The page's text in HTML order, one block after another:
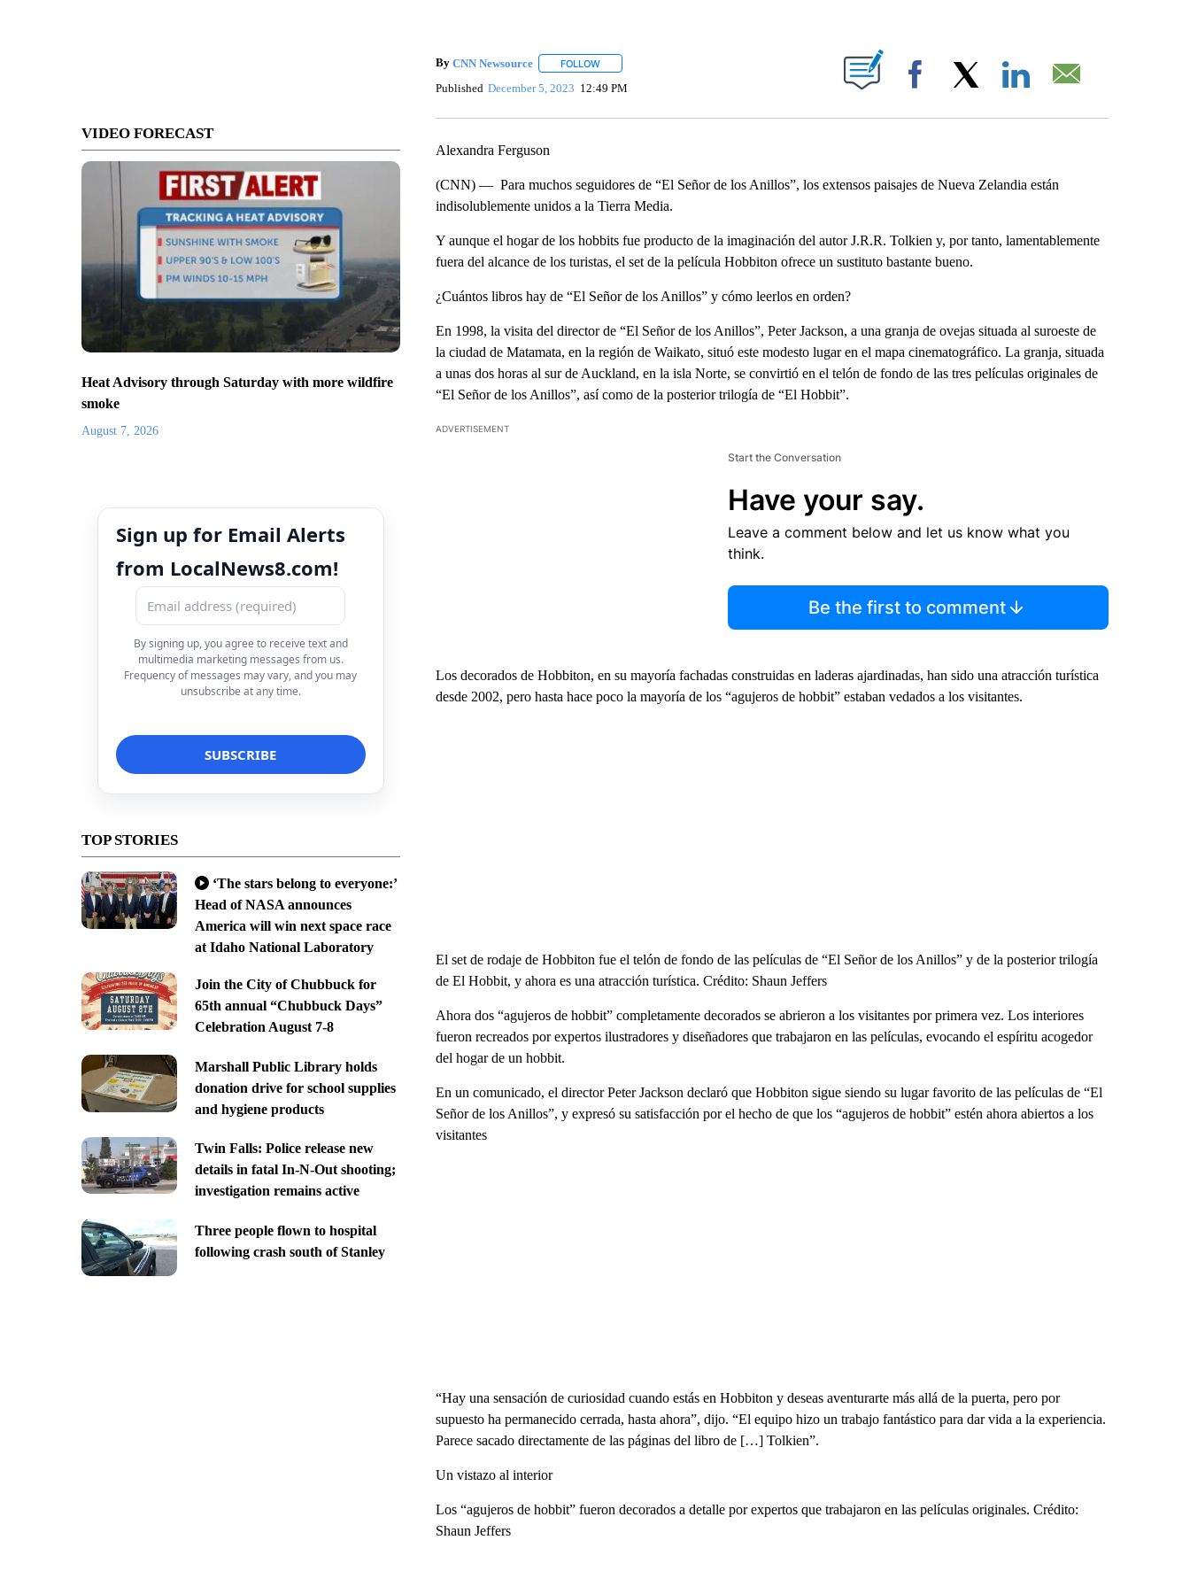
VIDEO FORECAST
Heat Advisory through Saturday with more wildfire
smoke
August 7, 2026
Sign up for Email Alerts
from LocalNews8.com!
By signing up, you agree to receive text and
multimedia marketing messages from us.
Frequency of messages may vary, and you may
unsubscribe at any time.
TOP STORIES
‘The stars belong to everyone:’
Head of NASA announces
America will win next space race
at Idaho National Laboratory
Join the City of Chubbuck for
65th annual “Chubbuck Days”
Celebration August 7-8
Marshall Public Library holds
donation drive for school supplies
and hygiene products
Twin Falls: Police release new
details in fatal In-N-Out shooting;
investigation remains active
Three people flown to hospital
following crash south of Stanley
By CNN Newsource FOLLOWFOLLOW "" TO RECEIVE NOTIFICATIONS ABOUT NEW PAGES ON "".
Published December 5, 2023 12:49 PM Facebook
Alexandra Ferguson
(CNN) — Para muchos seguidores de “El Señor de los Anillos”, los extensos paisajes de Nueva Zelandia están
indisolublemente unidos a la Tierra Media.
Y aunque el hogar de los hobbits fue producto de la imaginación del autor J.R.R. Tolkien y, por tanto, lamentablemente
fuera del alcance de los turistas, el set de la película Hobbiton ofrece un sustituto bastante bueno.
¿Cuántos libros hay de “El Señor de los Anillos” y cómo leerlos en orden?
En 1998, la visita del director de “El Señor de los Anillos”, Peter Jackson, a una granja de ovejas situada al suroeste de
la ciudad de Matamata, en la región de Waikato, situó este modesto lugar en el mapa cinematográfico. La granja, situada
a unas dos horas al sur de Auckland, en la isla Norte, se convirtió en el telón de fondo de las tres películas originales de
“El Señor de los Anillos”, así como de la posterior trilogía de “El Hobbit”.
ADVERTISEMENT
Start the Conversation
Have your say.
Leave a comment below and let us know what you
think.
Be the first to comment
Los decorados de Hobbiton, en su mayoría fachadas construidas en laderas ajardinadas, han sido una atracción turística
desde 2002, pero hasta hace poco la mayoría de los “agujeros de hobbit” estaban vedados a los visitantes.
El set de rodaje de Hobbiton fue el telón de fondo de las películas de “El Señor de los Anillos” y de la posterior trilogía
de El Hobbit, y ahora es una atracción turística. Crédito: Shaun Jeffers
Ahora dos “agujeros de hobbit” completamente decorados se abrieron a los visitantes por primera vez. Los interiores
fueron recreados por expertos ilustradores y diseñadores que trabajaron en las películas, evocando el espíritu acogedor
del hogar de un hobbit.
En un comunicado, el director Peter Jackson declaró que Hobbiton sigue siendo su lugar favorito de las películas de “El
Señor de los Anillos”, y expresó su satisfacción por el hecho de que los “agujeros de hobbit” estén ahora abiertos a los
visitantes
“Hay una sensación de curiosidad cuando estás en Hobbiton y deseas aventurarte más allá de la puerta, pero por
supuesto ha permanecido cerrada, hasta ahora”, dijo. “El equipo hizo un trabajo fantástico para dar vida a la experiencia.
Parece sacado directamente de las páginas del libro de […] Tolkien”.
Un vistazo al interior
Los “agujeros de hobbit” fueron decorados a detalle por expertos que trabajaron en las películas originales. Crédito:
Shaun Jeffers